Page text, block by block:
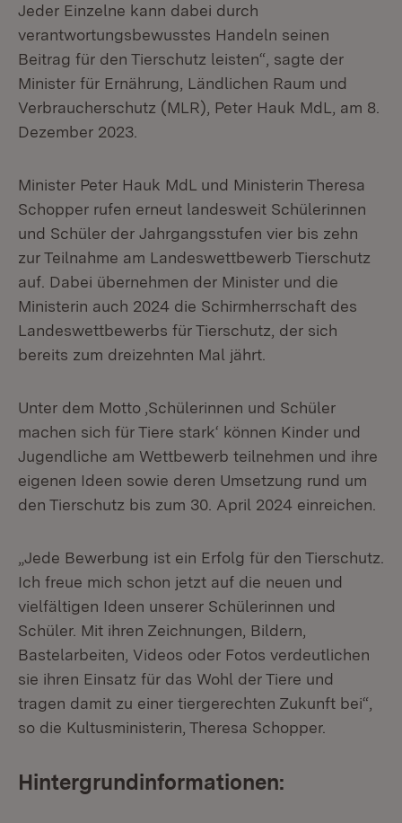
Jeder Einzelne kann dabei durch
verantwortungsbewusstes Handeln seinen
Beitrag für den Tierschutz leisten“, sagte der
Minister für Ernährung, Ländlichen Raum und
Verbraucherschutz (MLR), Peter Hauk MdL, am 8.
Dezember 2023.
Minister Peter Hauk MdL und Ministerin Theresa
Schopper rufen erneut landesweit Schülerinnen
und Schüler der Jahrgangsstufen vier bis zehn
zur Teilnahme am Landeswettbewerb Tierschutz
auf. Dabei übernehmen der Minister und die
Ministerin auch 2024 die Schirmherrschaft des
Landeswettbewerbs für Tierschutz, der sich
bereits zum dreizehnten Mal jährt.
Unter dem Motto ,Schülerinnen und Schüler
machen sich für Tiere stark‘ können Kinder und
Jugendliche am Wettbewerb teilnehmen und ihre
eigenen Ideen sowie deren Umsetzung rund um
den Tierschutz bis zum 30. April 2024 einreichen.
„Jede Bewerbung ist ein Erfolg für den Tierschutz.
Ich freue mich schon jetzt auf die neuen und
vielfältigen Ideen unserer Schülerinnen und
Schüler. Mit ihren Zeichnungen, Bildern,
Bastelarbeiten, Videos oder Fotos verdeutlichen
sie ihren Einsatz für das Wohl der Tiere und
tragen damit zu einer tiergerechten Zukunft bei“,
so die Kultusministerin, Theresa Schopper.
Hintergrundinformationen: